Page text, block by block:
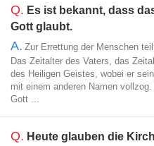
Q. Es ist bekannt, dass
Gott glaubt.
A. Zur Errettung der Menschen
Das Zeitalter des Vaters, das
des Heiligen Geistes, wobei er
mit einem anderen Namen
Gott ...
Q. Heute glauben die